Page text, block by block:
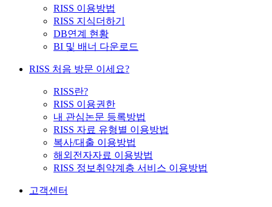
RISS 이용방법
RISS 지식더하기
DB연계 현황
BI 및 배너 다운로드
RISS 처음 방문 이세요?
RISS란?
RISS 이용권한
내 관심논문 등록방법
RISS 자료 유형별 이용방법
복사/대출 이용방법
해외전자자료 이용방법
RISS 정보취약계층 서비스 이용방법
고객센터